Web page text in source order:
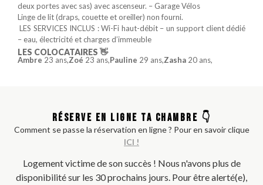
deux portes avec sas) avec ascenseur. – Garage Vélos
Linge de lit (draps, couette et oreiller) non fourni.
️ LES SERVICES INCLUS : Wi-Fi haut-débit – un support client dédié
– eau, électricité et charges d’immeuble
LES COLOCATAIRES 👋
Ambre 23 ans,Zoé 23 ans,Pauline 29 ans,Zasha 20 ans,
RÉSERVE EN LIGNE TA CHAMBRE 👇
Comment se passe la réservation en ligne ? Pour en savoir clique
ICI !
Logement victime de son succès ! Nous n'avons plus de
disponibilité sur les 30 prochains jours. Pour être alerté(e),